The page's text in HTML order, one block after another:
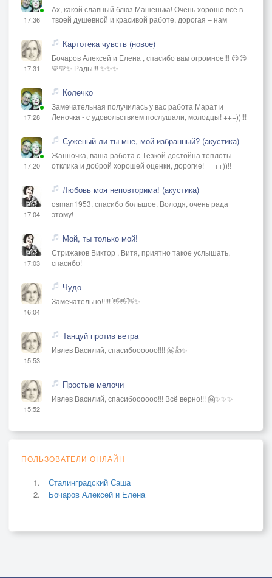
17:36
Ах, какой славный блюз Машенька! Очень хорошо всё в
твоей душевной и красивой работе, дорогая – нам
17:31
Картотека чувств (новое)
Бочаров Алексей и Елена , спасибо вам огромное!!! 😍😍
💛💛✨ Рады!!! ✨✨✨
17:28
Колечко
Замечательная получилась у вас работа Марат и
Леночка - с удовольствием послушали, молодцы! +++))!!!
17:20
Суженый ли ты мне, мой избранный? (акустика)
Жанночка, ваша работа с Тёзкой достойна теплоты
отклика и доброй хорошей оценки, дорогие! ++++))!!
17:04
Любовь моя неповторима! (акустика)
osman1953, спасибо большое, Володя, очень рада
этому!
17:03
Мой, ты только мой!
Стрижаков Виктор , Витя, приятно такое услышать,
спасибо!
16:04
Чудо
Замечательно!!!!! 👋👋👋✨
15:53
Танцуй против ветра
Ивлев Василий, спасибоооооо!!!! 🤗👍✨
15:52
Простые мелочи
Ивлев Василий, спасибоооооо!!! Всё верно!!! 🤗✨✨✨
ПОЛЬЗОВАТЕЛИ ОНЛАЙН
Сталинградский Саша
Бочаров Алексей и Елена